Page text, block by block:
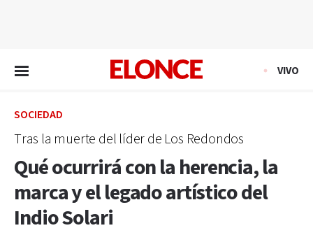
VIVO
SOCIEDAD
Tras la muerte del líder de Los Redondos
Qué ocurrirá con la herencia, la
marca y el legado artístico del
Indio Solari